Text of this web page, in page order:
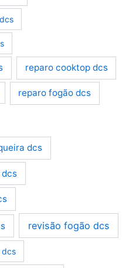
reparo cooktop dcs
reparo fogão dcs
dcs
revisão fogão dcs
dcs